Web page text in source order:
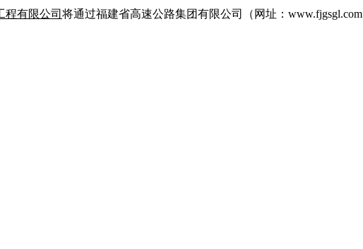
程有限公司 将通过福建省高速公路集团有限公司（网址： www.fjgsgl.com